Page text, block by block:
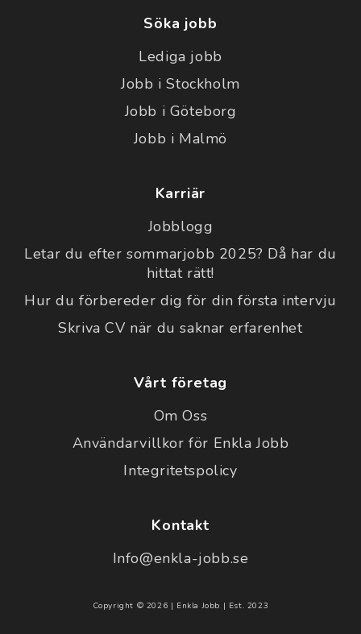
Söka jobb
Lediga jobb
Jobb i Stockholm
Jobb i Göteborg
Jobb i Malmö
Karriär
Jobblogg
Letar du efter sommarjobb 2025? Då har du
hittat rätt!
Hur du förbereder dig för din första intervju
Skriva CV när du saknar erfarenhet
Vårt företag
Om Oss
Användarvillkor för Enkla Jobb
Integritetspolicy
Kontakt
Info@enkla-jobb.se
Copyright © 2026 | Enkla Jobb | Est. 2023